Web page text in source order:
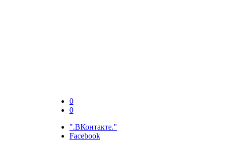
0
0
".ВКонтакте."
Facebook